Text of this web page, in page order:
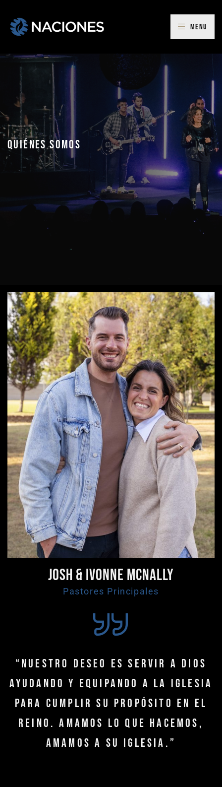
Menu
Quiénes Somos
Josh & Ivonne McNally
Pastores Principales
“Nuestro deseo es servir a Dios
ayudando y equipando a la Iglesia
para cumplir su propósito en el
Reino. Amamos lo que hacemos,
amamos a Su Iglesia.”